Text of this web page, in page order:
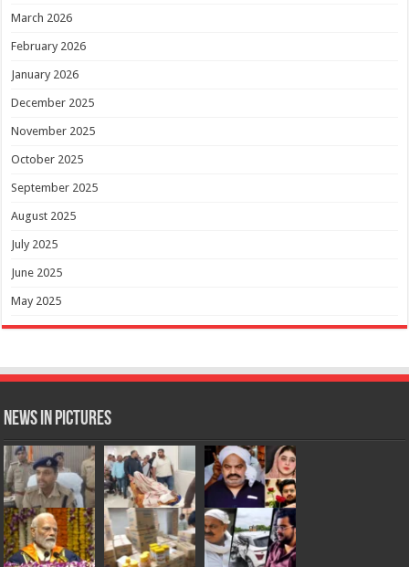
March 2026
February 2026
January 2026
December 2025
November 2025
October 2025
September 2025
August 2025
July 2025
June 2025
May 2025
News in Pictures